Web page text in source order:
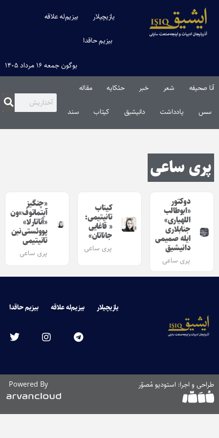
یازیچیلار بیزیم‌له علاقه
بیزیم حاقدا
بوگون جمعه ۱۶ مرداد ۱۴۰۵
آنا صحیفه شعر خبر حئکایه مقاله‌
سس یادداشت دانیشیق کیتاب سند
پری ساعی
دوکتور
«ابوطالب
اللهیاری»
جنابلاری
ایله صمیمی
دانیشیق
پری ساعی
کیتاب
تانیتیمی:
« قاغایی
جاناتان»
پری ساعی
«چنگیز
آیتماتوف»ون
«آناتارلا»
پووئستی‌نین
تانیتیمی
پری ساعی
یازیچیلار بیزیم‌له علاقه بیزیم حاقدا
طراحی و اجرا: استودیو مُصوّر Powered By